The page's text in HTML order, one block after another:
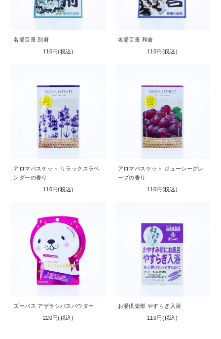
名湯百景 別府
110円(税込)
名湯百景 和倉
110円(税込)
アロマバスケット リラックスラベ
ンダーの香り
110円(税込)
アロマバスケット ジューシーグレ
ープの香り
110円(税込)
ズーバス アザラシバスパウダー
220円(税込)
お湯倶楽部 やすらぎ入浴
110円(税込)